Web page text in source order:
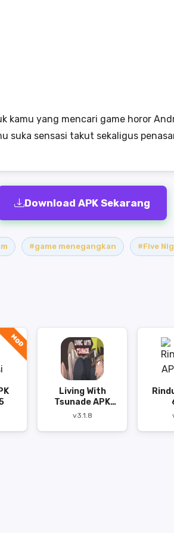
kamu yang mencari game horor
suka sensasi takut sekaligus
Download APK Sekarang
#game menegangkan #Five
MOD
Living With
Tsunade APK
v3.1.8
v3.1.8